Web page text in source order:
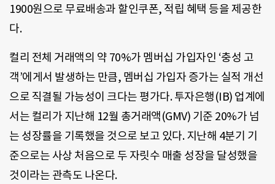
1900원으로 무료배송과 할인쿠폰, 적립 혜택 등을 제공한
다.
컬리 전체 거래액의 약 70%가 멤버십 가입자인 ‘충성 고
객’에게서 발생하는 만큼, 멤버십 가입자 증가는 실적 개선
으로 직결될 가능성이 크다는 평가다. 투자은행(IB) 업계에
서는 컬리가 지난해 12월 총거래액(GMV) 기준 20%가 넘
는 성장률을 기록했을 것으로 보고 있다. 지난해 4분기 기
준으로는 사상 처음으로 두 자릿수 매출 성장을 달성했을
것이라는 관측도 나온다.